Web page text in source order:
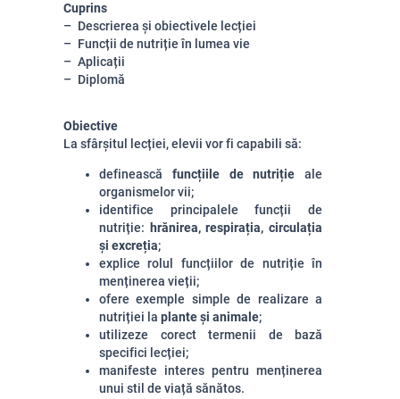
Cuprins
Descrierea și obiectivele lecției
Funcții de nutriție în lumea vie
Aplicații
Diplomă
Obiective
La sfârșitul lecției, elevii vor fi capabili să:
definească funcțiile de nutriție ale
organismelor vii;
identifice principalele funcții de
nutriție: hrănirea, respirația, circulația
și excreția;
explice rolul funcțiilor de nutriție în
menținerea vieții;
ofere exemple simple de realizare a
nutriției la plante și animale;
utilizeze corect termenii de bază
specifici lecției;
manifeste interes pentru menținerea
unui stil de viață sănătos.